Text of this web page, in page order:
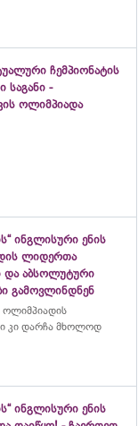
ჩემპიონატის
საგანი -
ოლიმპიადა
ინგლისური ენის
ლიდერთა
და აბსოლუტური
გამოვლინდნენ
ოლიმპიადის
კი დარჩა მხოლოდ
ინგლისური ენის